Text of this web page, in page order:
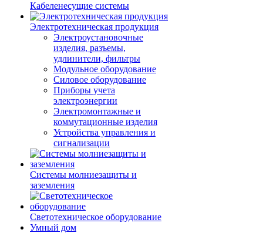
Кабеленесущие системы
Электротехническая продукция
Электроустановочные
изделия, разъемы,
удлинители, фильтры
Модульное оборудование
Силовое оборудование
Приборы учета
электроэнергии
Электромонтажные и
коммутационные изделия
Устройства управления и
сигнализации
Системы молниезащиты и
заземления
Светотехническое оборудование
Умный дом